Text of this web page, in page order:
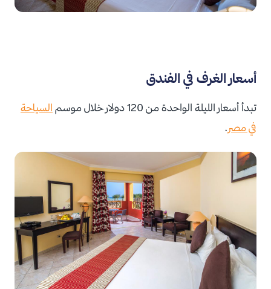
أسعار الغرف في الفندق
تبدأ أسعار الليلة الواحدة من 120 دولار خلال موسم
السياحة
في مصر.